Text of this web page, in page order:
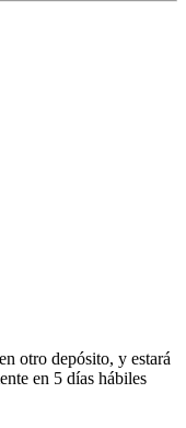
otro depósito, y estará
en 5 días hábiles